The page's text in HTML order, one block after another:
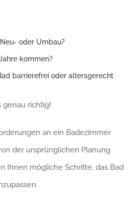
oder Umbau?
kommen?
barrierefrei oder altersgerecht
genau richtig!
an ein Badezimmer
der ursprünglichen Planung
Ihnen mögliche Schritte, das Bad